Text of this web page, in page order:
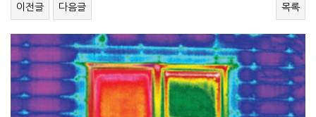
이전글 다음글 목록